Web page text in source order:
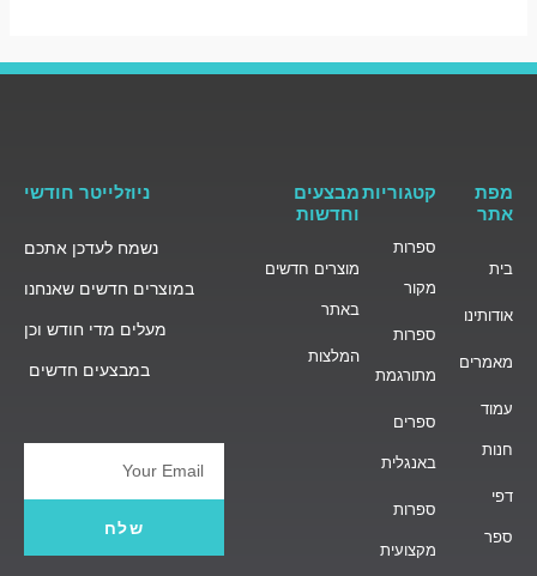
מפת
אתר
בית
אודותינו
מאמרים
עמוד
חנות
דפי
ספר
קטגוריות
ספרות
מקור
ספרות
מתורגמת
ספרים
באנגלית
ספרות
מקצועית
מבצעים
וחדשות
מוצרים חדשים
באתר
המלצות
ניוזלייטר חודשי
נשמח לעדכן אתכם
במוצרים חדשים שאנחנו
מעלים מדי חודש וכן
במבצעים חדשים
Email
שלח